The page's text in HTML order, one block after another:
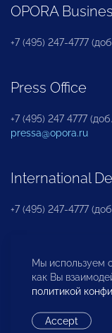
OPORA
+7 (495) 247-4777
Press Office
+7 (495) 247 4777 (доб.
pressa@opora.ru
International
+7 (495) 247-4777
Business and
Department
Мы используем
как Вы
политикой
Accept